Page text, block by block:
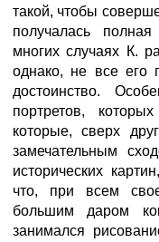
такой, чтобы
получалась
многих случаях К.
однако, не все его
достоинство.
портретов,
которые, сверх
замечательным
исторических
что, при всем
большим даром
занимался